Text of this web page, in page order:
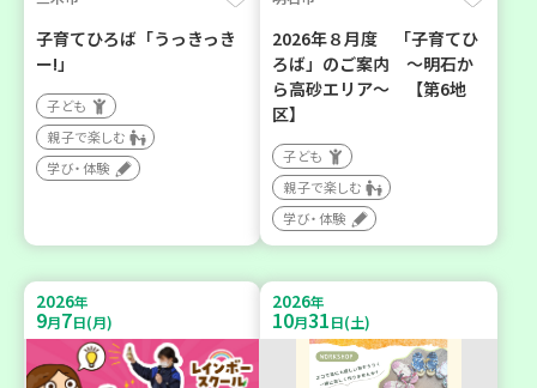
子育てひろば「うっきっき
ー!」
子ども
親子で楽しむ
学び・体験
2026年８月度 「子育てひ
ろば」のご案内 ～明石か
ら高砂エリア～ 【第6地
区】
子ども
親子で楽しむ
学び・体験
2026年
9月7日(月)
2026年
10月31日(土)